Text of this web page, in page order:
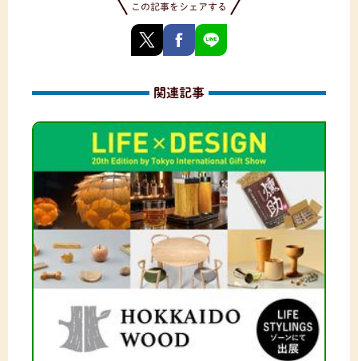
この記事をシェアする
関連記事